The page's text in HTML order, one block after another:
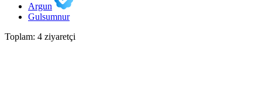
Argun
Gulsumnur
Toplam: 4 ziyaretçi